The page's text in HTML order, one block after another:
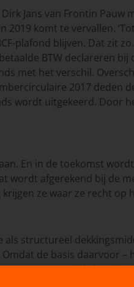
Jans van Frontin Pauw
komt te vervallen.
plafond blijven. Dat zit
BTW declareren bij
met het verschil.
2017 deden
wordt uitgekeerd. Door
En in de toekomst
wordt afgerekend bij de
ze waar ze recht op
structureel
de basis daarvoor –
De